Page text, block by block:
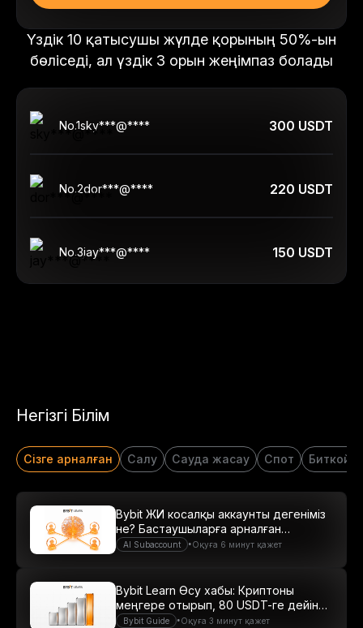
Үздік 10 қатысушы жүлде қорының 50%-ын
бөліседі, ал үздік 3 орын жеңімпаз болады
No.1sky***@**** 300 USDT
No.2dor***@**** 220 USDT
No.3jay***@**** 150 USDT
Негізгі Білім
Сізге арналған Салу Сауда жасау Спот Биткойн
AI Subaccount •Оқуға 6 минут қажет
Bybit ЖИ косалқы аккаунты дегеніміз
не? Бастаушыларға арналған
нұсқаулық
Bybit Guide •Оқуға 3 минут қажет
Bybit Learn Өсу хабы: Криптоны
меңгере отырып, 80 USDT-ге дейін
табыс табыңыз